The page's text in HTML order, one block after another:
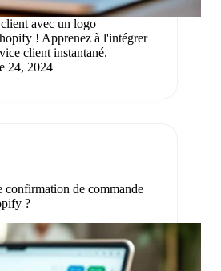
avec un logo
! Apprenez à l'intégrer
client instantané.
24, 2024
confirmation de commande
?